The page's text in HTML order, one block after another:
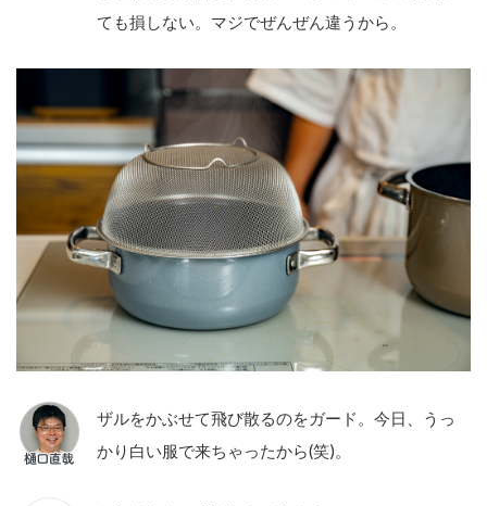
ても損しない。マジでぜんぜん違うから。
ザルをかぶせて飛び散るのをガード。今日、うっ
かり白い服で来ちゃったから(笑)。